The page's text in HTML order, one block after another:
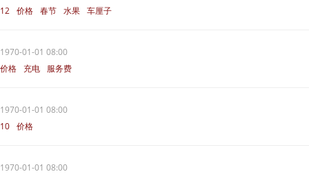
12 价格 春节 水果 车厘子
1970-01-01 08:00
价格
充电 服务费
1970-01-01 08:00
10 价格
1970-01-01 08:00